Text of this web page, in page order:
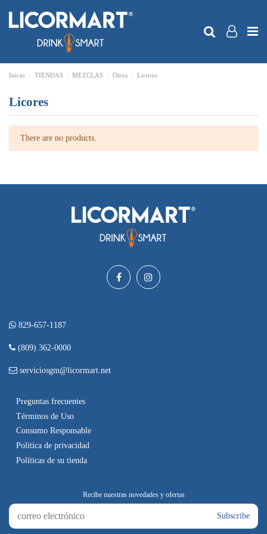
Inicio TIENDAS MEZCLAS Otros Licores
Licores
There are no products.
829-657-1187
(809) 362-0000
serviciosgm@licormart.net
Preguntas frecuentes
Términos de Uso
Consumo Responsable
Política de privacidad
Políticas de su tienda
Subscribe